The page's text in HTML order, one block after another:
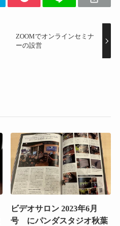
ZOOMでオンラインセミナ
ーの設営
ビデオサロン 2023年6月
号 にパンダスタジオ秋葉